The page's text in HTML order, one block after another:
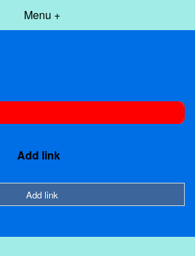
Menu +
Add link
Add link